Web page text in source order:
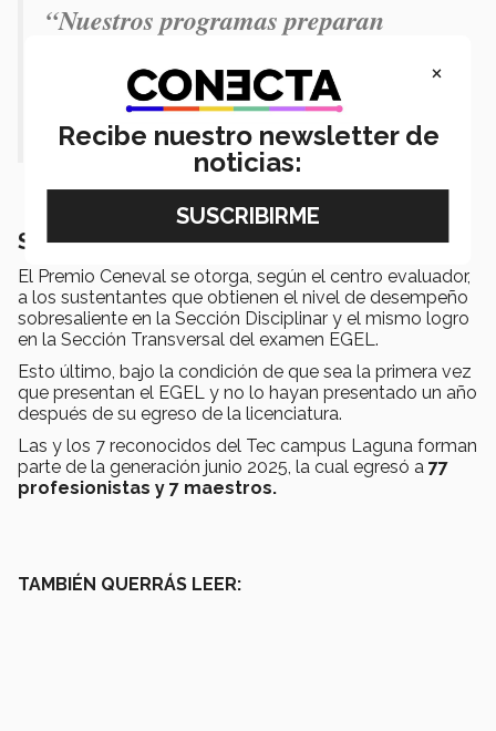
“Nuestros programas preparan
los conocimientos y las
competencias necesarias”.
Sobre el Premio Nacional CENEVAL
El Premio Ceneval se otorga, según el centro evaluador,
a los sustentantes que obtienen el nivel de desempeño
sobresaliente en la Sección Disciplinar y el mismo logro
en la Sección Transversal del examen EGEL.
Esto último, bajo la condición de que sea la primera vez
que presentan el EGEL y no lo hayan presentado un año
después de su egreso de la licenciatura.
Las y los 7 reconocidos del Tec campus Laguna forman
parte de la generación junio 2025, la cual egresó a 77
profesionistas y 7 maestros.
TAMBIÉN QUERRÁS LEER:
×
Recibe nuestro newsletter de
noticias: